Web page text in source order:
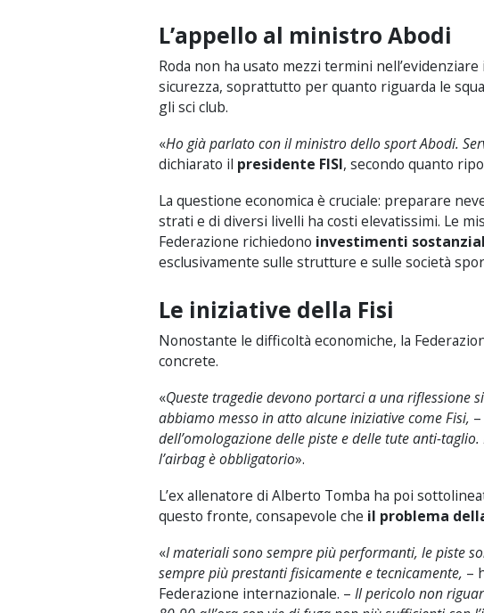
L’appello al ministro Abodi
Roda non ha usato mezzi termini
sicurezza, soprattutto per quanto riguarda le
gli sci club.
«Ho già parlato con il ministro dello sport Abodi.
dichiarato il presidente FISI, secondo quanto
La questione economica è cruciale: preparare
strati e di diversi livelli ha costi elevatissimi. Le
Federazione richiedono investimenti
esclusivamente sulle strutture e sulle società
Le iniziative della Fisi
Nonostante le difficoltà economiche, la
concrete.
«Queste tragedie devono portarci a una riflessione
abbiamo messo in atto alcune iniziative come Fisi,
dell’omologazione delle piste e delle tute anti-
l’airbag è obbligatorio».
L’ex allenatore di Alberto Tomba ha poi
questo fronte, consapevole che il problema
«I materiali sono sempre più performanti, le piste
sempre più prestanti fisicamente e tecnicamente, –
Federazione internazionale. – Il pericolo non